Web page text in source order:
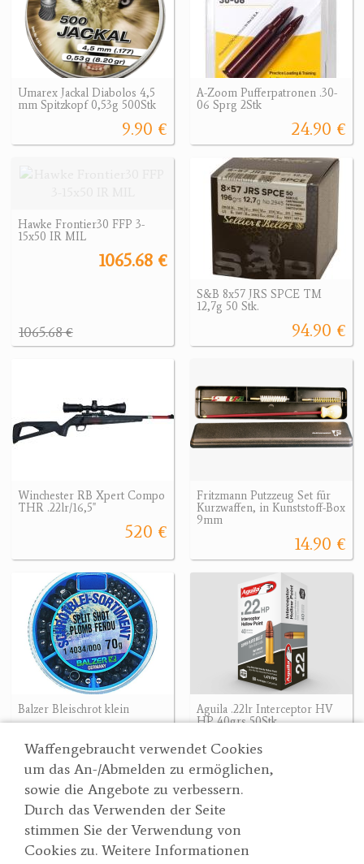
Waffengebraucht verwendet Cookies
um das An-/Abmelden zu ermöglichen,
sowie die Angebote zu verbessern.
Durch das Verwenden der Seite
stimmen Sie der Verwendung von
Cookies zu. Weitere Informationen
Umarex Jackal Diabolos 4,5
mm Spitzkopf 0,53g 500Stk
9.90 €
A-Zoom Pufferpatronen .30-
06 Sprg 2Stk
24.90 €
Hawke Frontier30 FFP 3-
15x50 IR MIL
1065.68 €
1065.68 €
S&B 8x57 JRS SPCE TM
12,7g 50 Stk.
94.90 €
Winchester RB Xpert Compo
THR .22lr/16,5"
520 €
Fritzmann Putzzeug Set für
Kurzwaffen, in Kunststoff-Box
9mm
14.90 €
Balzer Bleischrot klein
Aguila .22lr Interceptor HV
HP 40grs 50Stk
Suche
Partner
AGBs
Wertgarner 1820
Jagd & SporthandelsgmbH
Dr. Karl-Renner-Straße 48